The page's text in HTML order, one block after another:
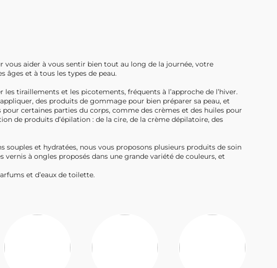
vous aider à vous sentir bien tout au long de la journée, votre
âges et à tous les types de peau.
tiraillements et les picotements, fréquents à l’approche de l’hiver.
des produits de gommage pour bien préparer sa peau, et
certaines parties du corps, comme des crèmes et des huiles pour
de produits d’épilation : de la cire, de la crème dépilatoire, des
et hydratées, nous vous proposons plusieurs produits de soin
à ongles proposés dans une grande variété de couleurs, et
et d’eaux de toilette.